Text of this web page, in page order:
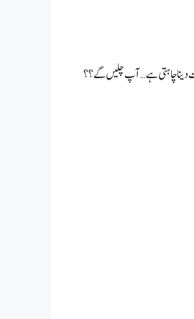
دینا چاہتی ہے… آپ چلیں گے؟؟